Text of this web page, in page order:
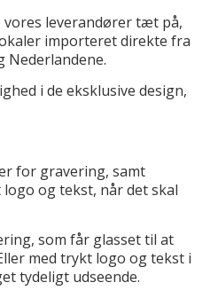
vores leverandører tæt på,
importeret direkte fra
Nederlandene.
i de eksklusive design,
for gravering, samt
og tekst, når det skal
som får glasset til at
med trykt logo og tekst i
tydeligt udseende.